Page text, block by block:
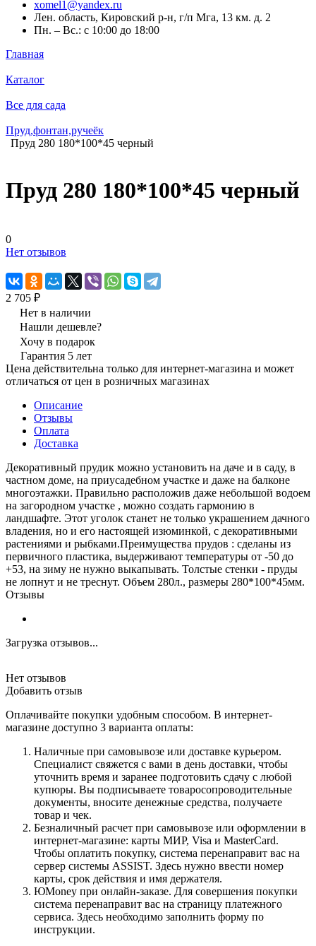
xomel1@yandex.ru
Лен. область, Кировский р-н, г/п Мга, 13 км. д. 2
Пн. – Вс.: с 10:00 до 18:00
Главная
Каталог
Все для сада
Пруд,фонтан,ручеёк
Пруд 280 180*100*45 черный
Пруд 280 180*100*45 черный
0
Нет отзывов
2 705 ₽
Нет в наличии
Нашли дешевле?
Хочу в подарок
Гарантия 5 лет
Цена действительна только для интернет-магазина и может
отличаться от цен в розничных магазинах
Описание
Отзывы
Оплата
Доставка
Декоративный прудик можно установить на даче и в саду, в
частном доме, на приусадебном участке и даже на балконе
многоэтажки. Правильно расположив даже небольшой водоем
на загородном участке , можно создать гармонию в
ландшафте. Этот уголок станет не только украшением дачного
владения, но и его настоящей изюминкой, с декоративными
растениями и рыбками.Преимущества прудов : сделаны из
первичного пластика, выдерживают температуры от -50 до
+53, на зиму не нужно выкапывать. Толстые стенки - пруды
не лопнут и не треснут. Объем 280л., размеры 280*100*45мм.
Отзывы
Загрузка отзывов...
Нет отзывов
Добавить отзыв
Оплачивайте покупки удобным способом. В интернет-
магазине доступно 3 варианта оплаты:
Наличные при самовывозе или доставке курьером.
Специалист свяжется с вами в день доставки, чтобы
уточнить время и заранее подготовить сдачу с любой
купюры. Вы подписываете товаросопроводительные
документы, вносите денежные средства, получаете
товар и чек.
Безналичный расчет при самовывозе или оформлении в
интернет-магазине: карты МИР, Visa и MasterCard.
Чтобы оплатить покупку, система перенаправит вас на
сервер системы ASSIST. Здесь нужно ввести номер
карты, срок действия и имя держателя.
ЮMoney при онлайн-заказе. Для совершения покупки
система перенаправит вас на страницу платежного
сервиса. Здесь необходимо заполнить форму по
инструкции.